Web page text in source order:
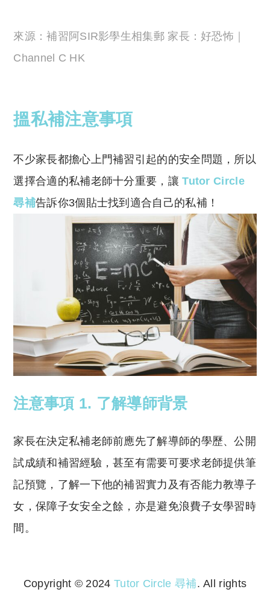
來源：補習阿SIR影學生相集郵 家長：好恐怖｜
Channel C HK
搵私補注意事項
不少家長都擔心上門補習引起的的安全問題，所以
選擇合適的私補老師十分重要，讓Tutor Circle
尋補告訴你3個貼士找到適合自己的私補！
注意事項 1. 了解導師背景
家長在決定私補老師前應先了解導師的學歷、公開
試成績和補習經驗，甚至有需要可要求老師提供筆
記預覽，了解一下他的補習實力及有否能力教導子
女，保障子女安全之餘，亦是避免浪費子女學習時
間。
Copyright © 2024 Tutor Circle 尋補. All rights